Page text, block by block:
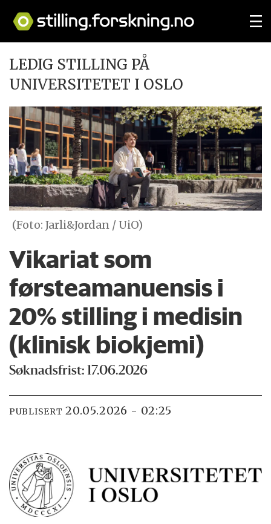
LEDIG STILLING PÅ
UNIVERSITETET I OSLO
(Foto: Jarli&Jordan / UiO)
Vikariat som
førsteamanuensis i
20% stilling i medisin
(klinisk biokjemi)
Søknadsfrist: 17.06.2026
PUBLISERT 20.05.2026 - 02:25